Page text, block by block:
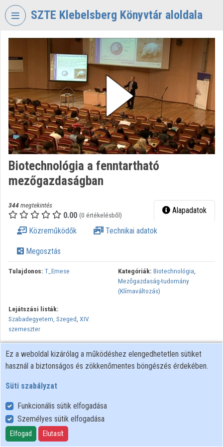
Fejléc kihagyása
SZTE Klebelsberg Könyvtár aloldala
TORIUM
SZTE
KLEBELSBERG
KÖNYVTÁR
Intézményi kezdőlap
Bejelentkezés
Kategóriák
Intézményi listák
Biotechnológia a fenntartható
mezőgazdaságban
344megtekintés
0.00 (0 értékelésből) Alapadatok
Közreműködők Technikai adatok
Megosztás
Tulajdonos: T_Emese Kategóriák: Biotechnológia,
Mezőgazdaság-tudomány
(Klímaváltozás)
Lejátszási listák:
Szabadegyetem, Szeged, XIV.
szemeszter
belül hangzott el.
Felhasználói szabályzat
Adatkezelési tájékoztató
Süti szabályzat
Ez a weboldal kizárólag a működéshez elengedhetetlen sütiket
használ a biztonságos és zökkenőmentes böngészés érdekében.
Süti szabályzat
Funkcionális sütik elfogadása
Személyes sütik elfogadása
Elfogad Elutasít